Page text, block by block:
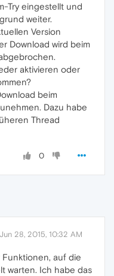
Try eingestellt und
weiter.
Version
Download wird beim
aktivieren oder
beim
Dazu habe
Thread
0
Jun 28, 2015, 10:32 AM
auf die
warten. Ich habe das